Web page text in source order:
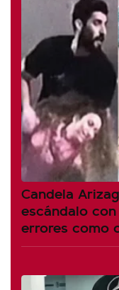
Candela
escándalo
errores como